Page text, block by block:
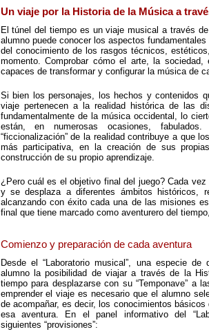
Un viaje por la Historia de la Música a
El túnel del tiempo es un viaje musical a través
alumno puede conocer los aspectos
del conocimiento de los rasgos técnicos,
momento. Comprobar cómo el arte, la
capaces de transformar y configurar la música de
Si bien los personajes, los hechos y contenidos
viaje pertenecen a la realidad histórica de las
fundamentalmente de la música occidental, lo
están, en numerosas ocasiones,
“ficcionalización” de la realidad contribuye a que
más participativa, en la creación de sus
construcción de su propio aprendizaje.
¿Pero cuál es el objetivo final del juego? Cada
y se desplaza a diferentes ámbitos históricos,
alcanzando con éxito cada una de las misiones
final que tiene marcado como aventurero del
Comienzo y preparación de cada aventura
Desde el “Laboratorio musical”, una especie
alumno la posibilidad de viajar a través de la
tiempo para desplazarse con su “Temponave” a
emprender el viaje es necesario que el alumno
de acompañar, es decir, los conocimientos
esa aventura. En el panel informativo del
siguientes “provisiones”: